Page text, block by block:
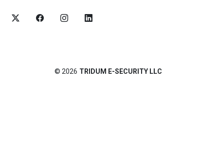
© 2026 TRIDUM E-SECURITY LLC